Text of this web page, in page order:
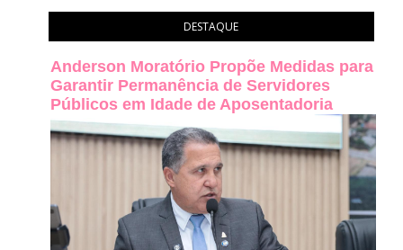
DESTAQUE
Anderson Moratório Propõe Medidas para
Garantir Permanência de Servidores
Públicos em Idade de Aposentadoria